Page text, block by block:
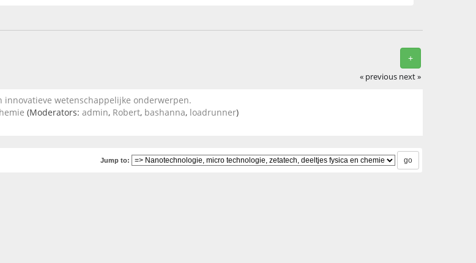
+
« previous next »
wetenschappelijke onderwerpen.
(Moderators: admin, Robert, bashanna, loadrunner)
Jump to: